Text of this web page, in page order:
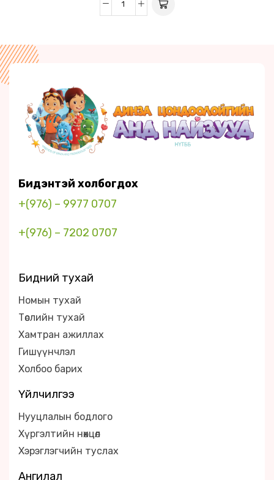
Бидэнтэй холбогдох
+(976) – 9977 0707
+(976) – 7202 0707
Бидний тухай
Номын тухай
Төслийн тухай
Хамтран ажиллах
Гишүүнчлэл
Холбоо барих
Үйлчилгээ
Нууцлалын бодлого
Хүргэлтийн нөхцөл
Хэрэглэгчийн туслах
Ангилал